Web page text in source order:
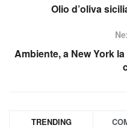
Olio d’oliva
Ambiente, a New York
TRENDING